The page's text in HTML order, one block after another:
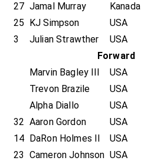
27 Jamal Murray Kanada
25
KJ Simpson USA
3
Julian Strawther USA
Forward
Marvin Bagley III
USA
Trevon Brazile
USA
Alpha Diallo
USA
32 Aaron Gordon USA
14
DaRon Holmes II USA
23 Cameron Johnson USA